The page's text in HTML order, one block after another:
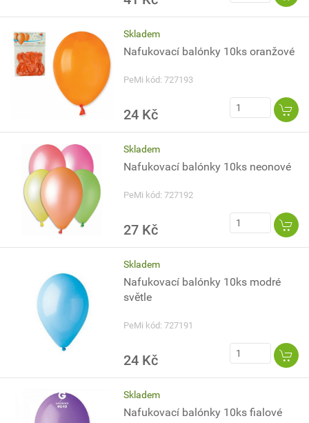
Skladem
Nafukovací balónky 10ks oranžové
PeMi kód: 727193
24 Kč
Skladem
Nafukovací balónky 10ks neonové
PeMi kód: 727192
27 Kč
Skladem
Nafukovací balónky 10ks modré
světle
PeMi kód: 727191
24 Kč
Skladem
Nafukovací balónky 10ks fialové